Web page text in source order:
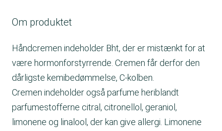
Om produktet
Håndcremen indeholder Bht, der er mistænkt for at
være hormonforstyrrende. Cremen får derfor den
dårligste kemibedømmelse, C-kolben.
Cremen indeholder også parfume heriblandt
parfumestofferne citral, citronellol, geraniol,
limonene og linalool, der kan give allergi. Limonene